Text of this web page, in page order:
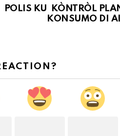
POLIS KU KÒNTRÒL
KONSUMO DI